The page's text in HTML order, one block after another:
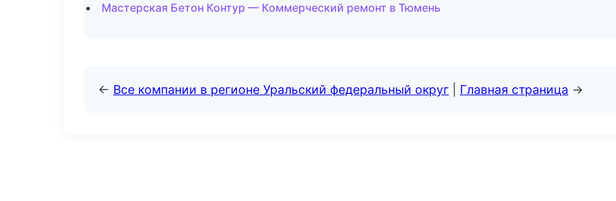
Мастерская Бетон Контур — Коммерческий ремонт в Тюмень
← Все компании в регионе Уральский федеральный округ Главная страница →